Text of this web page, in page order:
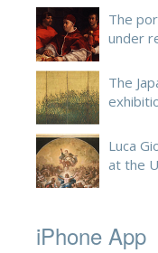
The
under
The
Luca
at the
iPhone App